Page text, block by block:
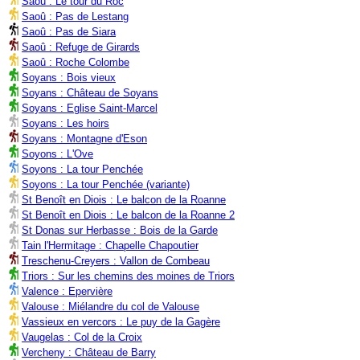
Saoû : Pas de Lestang
Saoû : Pas de Siara
Saoû : Refuge de Girards
Saoû : Roche Colombe
Soyans : Bois vieux
Soyans : Château de Soyans
Soyans : Eglise Saint-Marcel
Soyans : Les hoirs
Soyans : Montagne d'Eson
Soyons : L'Ove
Soyons : La tour Penchée
Soyons : La tour Penchée (variante)
St Benoît en Diois : Le balcon de la Roanne
St Benoît en Diois : Le balcon de la Roanne 2
St Donas sur Herbasse : Bois de la Garde
Tain l'Hermitage : Chapelle Chapoutier
Treschenu-Creyers : Vallon de Combeau
Triors : Sur les chemins des moines de Triors
Valence : Epervière
Valouse : Miélandre du col de Valouse
Vassieux en vercors : Le puy de la Gagère
Vaugelas : Col de la Croix
Vercheny : Château de Barry